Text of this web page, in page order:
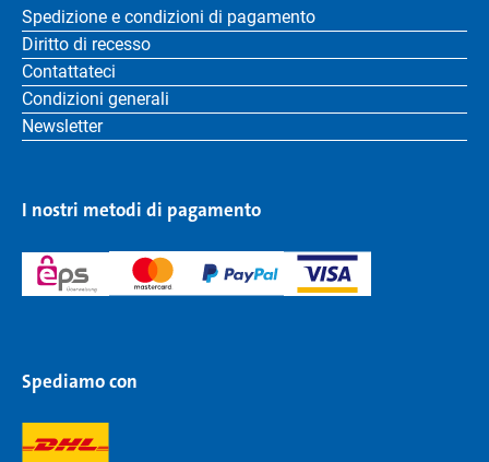
Spedizione e condizioni di pagamento
Diritto di recesso
Contattateci
Condizioni generali
Newsletter
I nostri metodi di pagamento
Spediamo con